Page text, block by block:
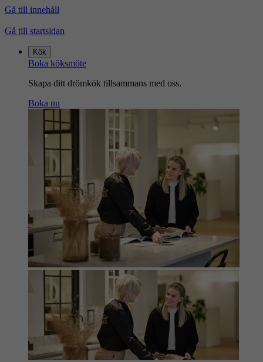
Gå till innehåll
Gå till startsidan
Kök
Boka köksmöte
Skapa ditt drömkök tillsammans med oss.
Boka nu